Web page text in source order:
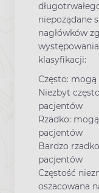
niepożądane
nagłówków
klasyfikacji:
Często: mogą
Niezbyt
pacjentów
Rzadko:
pacjentów
Bardzo
pacjentów
Częstość
oszacowana